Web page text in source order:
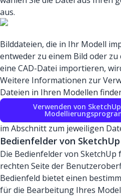
aus.
Bilddateien, die in Ihr Modell
entweder zu einem Bild oder zu
eine CAD-Datei importieren,
Weitere Informationen zur
Dateien in Ihren Modellen
Verwenden von
im Abschnitt zum jeweiligen
Bedienfelder von
Die Bedienfelder von
rechten Seite der
Bedienfeld bietet einen
für die Bearbeitung Ihres